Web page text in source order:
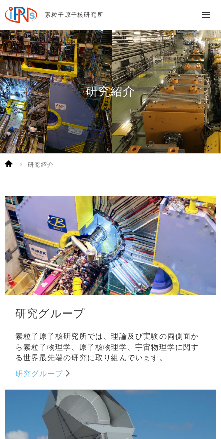
素粒子原子核研究所
研究紹介
研究紹介
研究グループ
素粒子原子核研究所では、理論及び実験の両側面か
ら素粒子物理学、原子核物理学、宇宙物理学に関す
る世界最先端の研究に取り組んでいます。
研究グループ